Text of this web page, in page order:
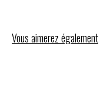
Vous aimerez également